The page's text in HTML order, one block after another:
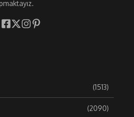
(1513)
(2090)